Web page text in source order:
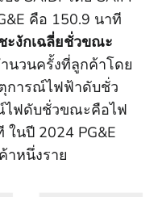
คือ 150.9 นาที
งักเฉลี่ยชั่วขณะ
นวนครั้งที่ลูกค้าโดย
การณ์ไฟฟ้าดับชั่ว
ไฟดับชั่วขณะคือไฟ
ในปี 2024 PG&E
าหนึ่งราย